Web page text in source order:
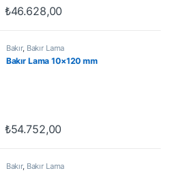
₺46.628,00
Bakır, Bakır Lama
Bakır Lama 10×120 mm
₺54.752,00
Bakır, Bakır Lama